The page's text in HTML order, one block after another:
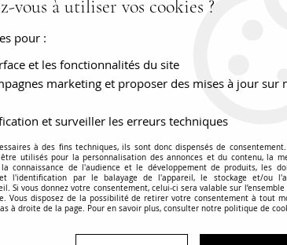
Bague or jaune
RÉF. : 26-051
Bague ancienne - Très bon état
vous à utiliser vos cookies ?
pour :
et les fonctionnalités du site
marketing et proposer des mises à jour sur
et surveiller les erreurs techniques
à des fins techniques, ils sont donc dispensés de
utilisés pour la personnalisation des annonces et du contenu, la
connaissance de l'audience et le développement de produits, les
et l'identification par le balayage de l'appareil, le stockage et/ou
Si vous donnez votre consentement, celui-ci sera valable sur l’ensemble
Vous disposez de la possibilité de retirer votre consentement à tout
à droite de la page. Pour en savoir plus, consulter notre politique de